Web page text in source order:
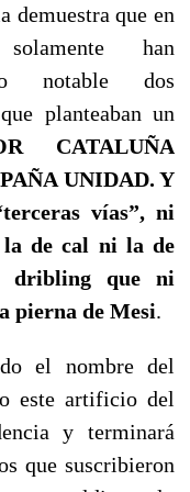
demuestra que en
han
notable dos
planteaban un
CATALUÑA
UNIDAD. Y
vías”, ni
de cal ni la de
dribling que ni
pierna de Mesi.
el nombre del
este artificio del
y terminará
que suscribieron